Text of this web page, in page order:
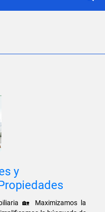
y
🏡 Maximizamos la